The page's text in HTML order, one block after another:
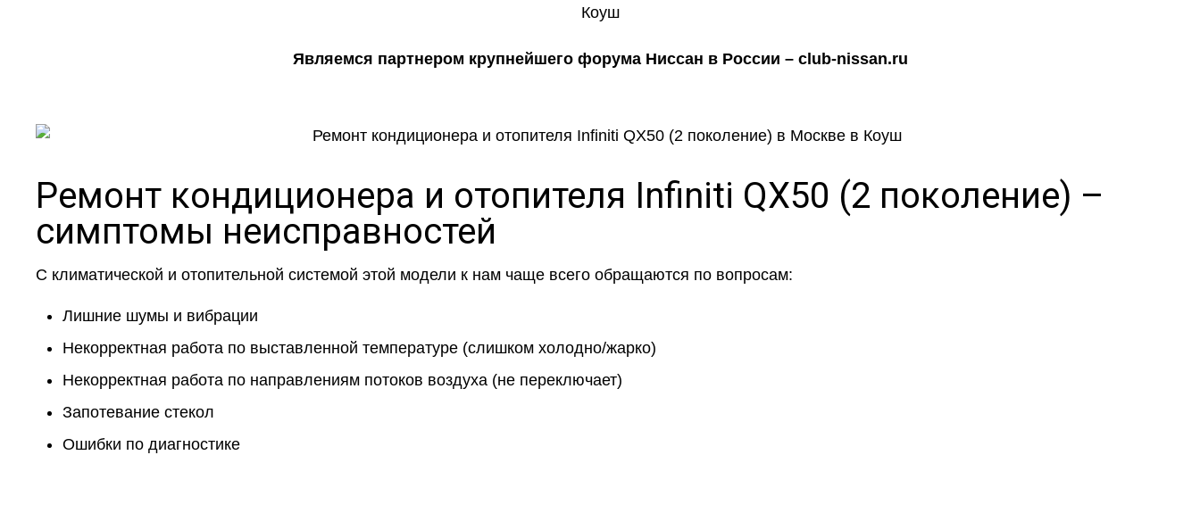
Являемся партнером крупнейшего форума Ниссан в России – club-nissan.ru
Ремонт кондиционера и отопителя Infiniti QX50 (2 поколение) –
симптомы неисправностей
С климатической и отопительной системой этой модели к нам чаще всего обращаются по вопросам:
Лишние шумы и вибрации
Некорректная работа по выставленной температуре (слишком холодно/жарко)
Некорректная работа по направлениям потоков воздуха (не переключает)
Запотевание стекол
Ошибки по диагностике